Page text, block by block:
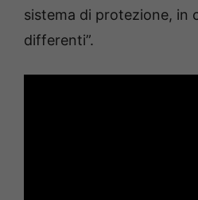
sistema di protezione, in
differenti”.